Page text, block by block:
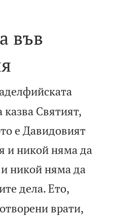
във
Святият,
е Давидовият
и никой няма да
и никой няма да
дела. Ето,
врати,